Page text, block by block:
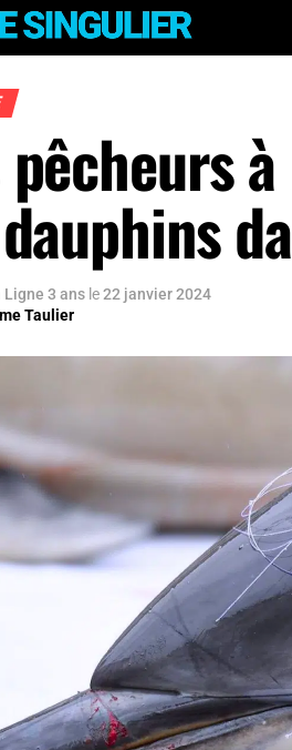
pêcheurs
Ligne 3 ans le22 janvier 2024
Taulier